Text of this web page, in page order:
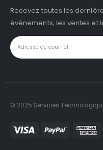
Recevez toutes les
événements, les ventes et
© 2025 Services